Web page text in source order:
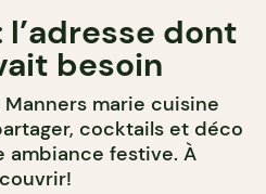
l’adresse dont
besoin
marie cuisine
cocktails et déco
ambiance festive. À